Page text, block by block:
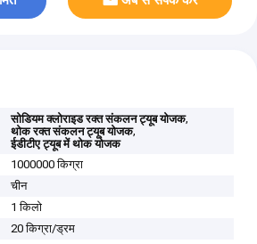
सोडियम क्लोराइड रक्त संकलन ट्यूब योजक,
थोक रक्त संकलन ट्यूब योजक,
ईडीटीए ट्यूब में थोक योजक
1000000 किग्रा
चीन
1 किलो
20 किग्रा/ड्रम